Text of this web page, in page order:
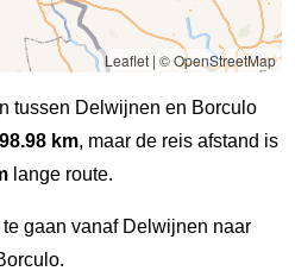
Leaflet| © OpenStreetMap
tussen Delwijnen en Borculo
98.98 km, maar de reis afstand is
lange route.
te gaan vanaf Delwijnen naar